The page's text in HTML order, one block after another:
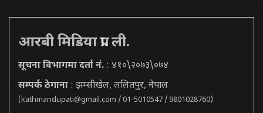
आरबी मिडिया प्रा. ली.
सूचना विभागमा दर्ता नं. : ४१०\२०७३\०७४
सम्पर्क ठेगाना : झम्सीखेल, ललितपुर, नेपाल
(kathmandupati@gmail.com / 01-5010547 / 9801028760)